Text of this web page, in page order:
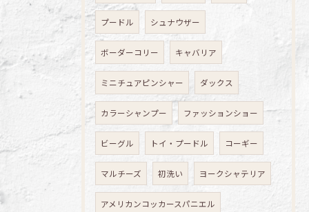
プードル シュナウザー
ボーダーコリー キャバリア
ミニチュアピンシャー ダックス
カラーシャンプー ファッションショー
ビーグル トイ・プードル コーギー
マルチーズ 初洗い ヨークシャテリア
アメリカンコッカースパニエル